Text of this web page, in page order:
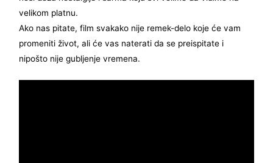
velikom platnu.
Ako nas pitate, film svakako nije remek-delo koje će vam
promeniti život, ali će vas naterati da se preispitate i
nipošto nije gubljenje vremena.